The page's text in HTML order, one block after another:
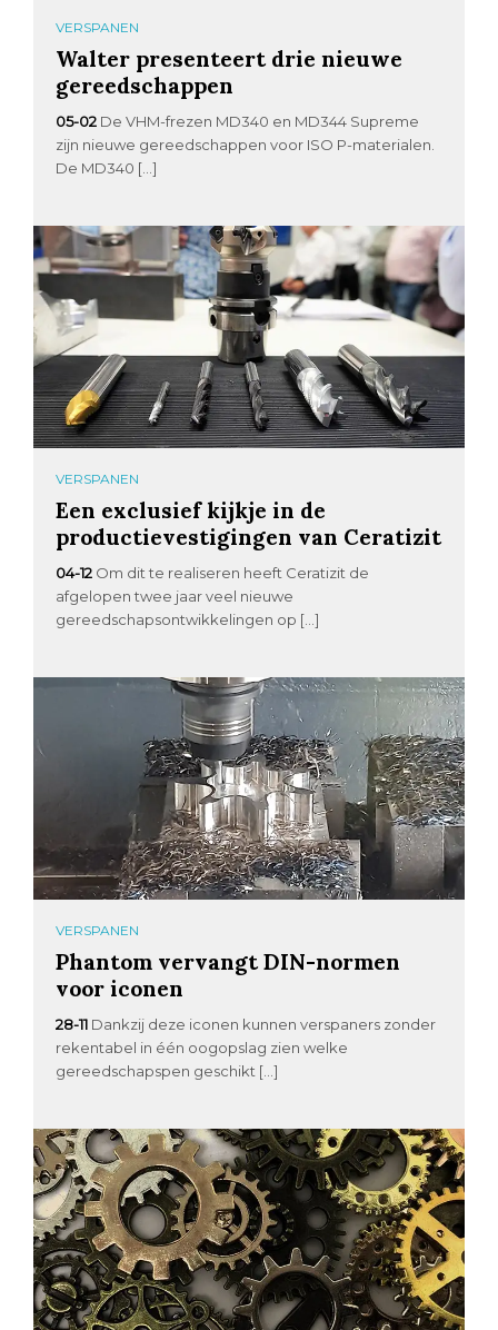
VERSPANEN
Walter presenteert drie nieuwe
gereedschappen
05-02 De VHM-frezen MD340 en MD344 Supreme
zijn nieuwe gereedschappen voor ISO P-materialen.
De MD340 […]
VERSPANEN
Een exclusief kijkje in de
productievestigingen van Ceratizit
04-12 Om dit te realiseren heeft Ceratizit de
afgelopen twee jaar veel nieuwe
gereedschapsontwikkelingen op […]
VERSPANEN
Phantom vervangt DIN-normen
voor iconen
28-11 Dankzij deze iconen kunnen verspaners zonder
rekentabel in één oogopslag zien welke
gereedschapspen geschikt […]